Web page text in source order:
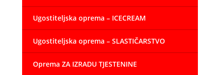
Ugostiteljska oprema – ICECREAM
Ugostiteljska oprema – SLASTIČARSTVO
Oprema ZA IZRADU TJESTENINE